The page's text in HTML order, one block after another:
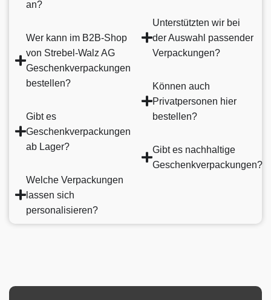
an?
Wer kann im B2B-Shop
von Strebel-Walz AG
Geschenkverpackungen
bestellen?
Gibt es
Geschenkverpackungen
ab Lager?
Welche Verpackungen
lassen sich
personalisieren?
Unterstützten wir bei
der Auswahl passender
Verpackungen?
Können auch
Privatpersonen hier
bestellen?
Gibt es nachhaltige
Geschenkverpackungen?